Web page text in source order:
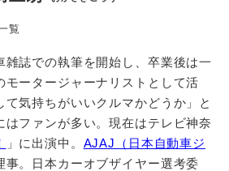
覧
雑誌での執筆を開始し、卒業後は一
モータージャーナリストとして活
気持ちがいいクルマかどうか」と
はファンが多い。現在はテレビ神奈
」に出演中。 AJAJ（日本自動車ジ
事。日本カーオブザイヤー選考委